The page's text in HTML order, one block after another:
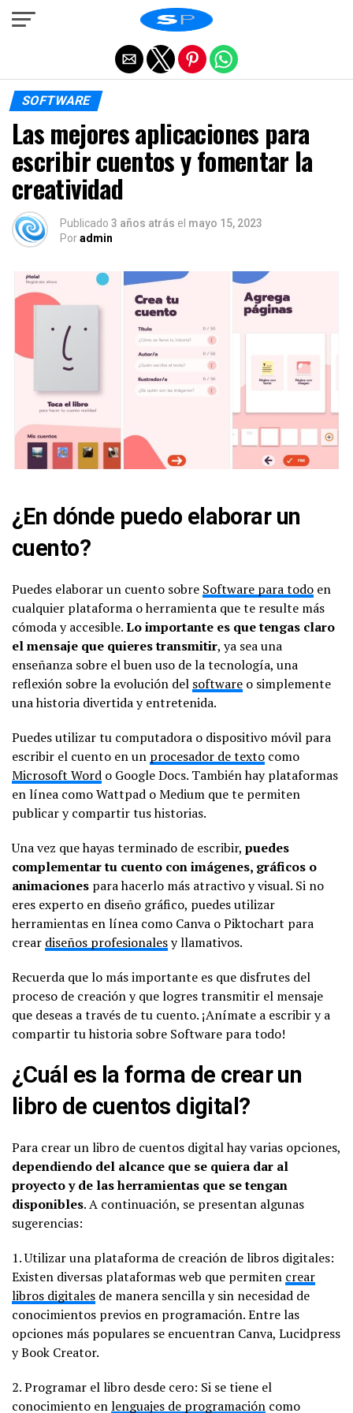
SOFTWARE
Las mejores aplicaciones para
escribir cuentos y fomentar la
creatividad
Publicado 3 años atrás el mayo 15, 2023
Poradmin
¿En dónde puedo elaborar un
cuento?
Puedes elaborar un cuento sobre Software para todo en
cualquier plataforma o herramienta que te resulte más
cómoda y accesible.Lo importante es que tengas claro
el mensaje que quieres transmitir, ya sea una
enseñanza sobre el buen uso de la tecnología, una
reflexión sobre la evolución del software o simplemente
una historia divertida y entretenida.
Puedes utilizar tu computadora o dispositivo móvil para
escribir el cuento en un procesador de texto como
Microsoft Word o Google Docs. También hay plataformas
en línea como Wattpad o Medium que te permiten
publicar y compartir tus historias.
Una vez que hayas terminado de escribir, puedes
complementar tu cuento con imágenes, gráficos o
animaciones para hacerlo más atractivo y visual. Si no
eres experto en diseño gráfico, puedes utilizar
herramientas en línea como Canva o Piktochart para
crear diseños profesionalesy llamativos.
Recuerda que lo más importante es que disfrutes del
proceso de creación y que logres transmitir el mensaje
que deseas a través de tu cuento. ¡Anímate a escribir y a
compartir tu historia sobre Software para todo!
¿Cuál es la forma de crear un
libro de cuentos digital?
Para crear un libro de cuentos digital hay varias opciones,
dependiendo del alcance que se quiera dar al
proyecto y de las herramientas que se tengan
disponibles. A continuación, se presentan algunas
sugerencias:
1. Utilizar una plataforma de creación de libros digitales:
Existen diversas plataformas web que permiten crear
libros digitales de manera sencilla y sin necesidad de
conocimientos previos en programación. Entre las
opciones más populares se encuentran Canva, Lucidpress
y Book Creator.
2. Programar el libro desde cero: Si se tiene el
conocimiento enlenguajes de programación como
Salir de la versión móvil